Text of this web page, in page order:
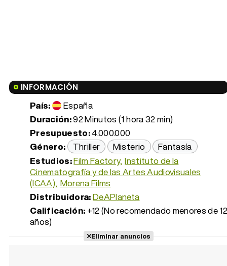
INFORMACIÓN
País:
España
Duración:92 Minutos (1 hora 32 min)
Presupuesto:4.000.000
Género:
Thriller Misterio
Fantasía
Estudios:Film Factory Instituto de la
Cinematografía y de las Artes Audiovisuales
(ICAA) Morena Films
Distribuidora:DeAPlaneta
Calificación: +12 (No recomendado menores de 12
años)
Eliminar anuncios